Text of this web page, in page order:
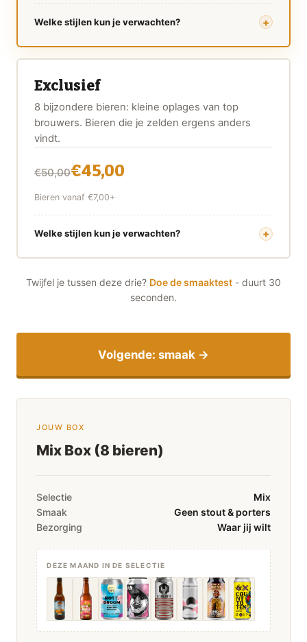
Welke stijlen kun je verwachten?
Exclusief
8 bijzondere bieren: kleine oplages van top
brouwers. Bieren die je zelden ergens anders
vindt.
€50,00€45,00
Bieren vanaf €7,00+
Welke stijlen kun je verwachten?
Twijfel je tussen deze drie? Doe de smaaktest - duurt 30
seconden.
Volgende: smaak →
JOUW BOX
Mix Box (8 bieren)
Selectie
Mix
Smaak
Geen stout & porters
Bezorging
Waar jij wilt
DEZE MAAND IN DE SELECTIE